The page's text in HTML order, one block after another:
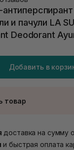
и пачули LA
Deodorant
Добавить в
товар
г. Луцк, Винниченка
доставка на сумму
и быстрая оплата